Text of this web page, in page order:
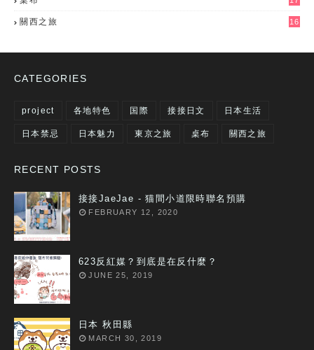
關西之旅 16
CATEGORIES
project 各地特色 国際 接接日文 日本生活
日本禁忌 日本魅力 東京之旅 桌布 關西之旅
RECENT POSTS
接接JaeJae - 猫間小道限時聯名預購
FEBRUARY 12, 2020
623反紅媒？到底是在反什麼？
JUNE 25, 2019
日本 秋田縣
MARCH 30, 2019